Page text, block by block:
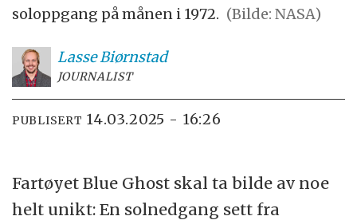
soloppgang på månen i 1972. (Bilde: NASA)
LasseBiørnstad
JOURNALIST
PUBLISERT 14.03.2025 - 16:26
Fartøyet Blue Ghost skal ta bilde av noe
helt unikt: En solnedgang sett fra